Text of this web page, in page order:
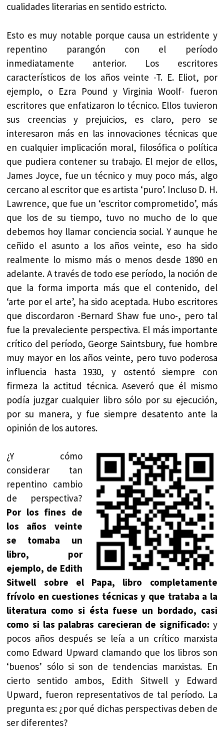
cualidades literarias en sentido estricto.
Esto es muy notable porque causa un estridente y
repentino parangón con el período
inmediatamente anterior. Los escritores
característicos de los años veinte -T. E. Eliot, por
ejemplo, o Ezra Pound y Virginia Woolf- fueron
escritores que enfatizaron lo técnico. Ellos tuvieron
sus creencias y prejuicios, es claro, pero se
interesaron más en las innovaciones técnicas que
en cualquier implicación moral, filosófica o política
que pudiera contener su trabajo. El mejor de ellos,
James Joyce, fue un técnico y muy poco más, algo
cercano al escritor que es artista ‘puro’. Incluso D. H.
Lawrence, que fue un ‘escritor comprometido’, más
que los de su tiempo, tuvo no mucho de lo que
debemos hoy llamar conciencia social. Y aunque he
ceñido el asunto a los años veinte, eso ha sido
realmente lo mismo más o menos desde 1890 en
adelante. A través de todo ese período, la noción de
que la forma importa más que el contenido, del
‘arte por el arte’, ha sido aceptada. Hubo escritores
que discordaron -Bernard Shaw fue uno-, pero tal
fue la prevaleciente perspectiva. El más importante
crítico del período, George Saintsbury, fue hombre
muy mayor en los años veinte, pero tuvo poderosa
influencia hasta 1930, y ostentó siempre con
firmeza la actitud técnica. Aseveró que él mismo
podía juzgar cualquier libro sólo por su ejecución,
por su manera, y fue siempre desatento ante la
opinión de los autores.
¿Y cómo
considerar tan
repentino cambio
de perspectiva?
Por los fines de
los años veinte
se tomaba un
libro, por
ejemplo, de Edith
Sitwell sobre el Papa, libro completamente
frívolo en cuestiones técnicas y que trataba a la
literatura como si ésta fuese un bordado, casi
como si las palabras carecieran de significado: y
pocos años después se leía a un crítico marxista
como Edward Upward clamando que los libros son
‘buenos’ sólo si son de tendencias marxistas. En
cierto sentido ambos, Edith Sitwell y Edward
Upward, fueron representativos de tal período. La
pregunta es: ¿por qué dichas perspectivas deben de
ser diferentes?